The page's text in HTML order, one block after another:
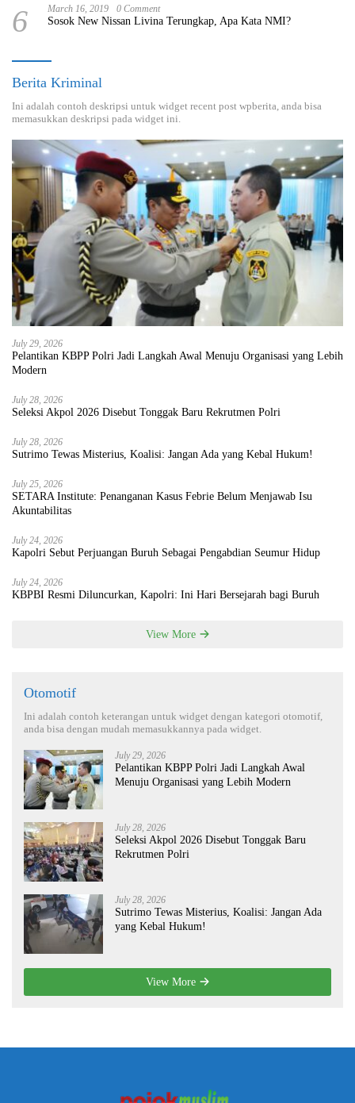
6 March 16, 2019 0 Comment
Sosok New Nissan Livina Terungkap, Apa Kata NMI?
Berita Kriminal
Ini adalah contoh deskripsi untuk widget recent post wpberita, anda bisa
memasukkan deskripsi pada widget ini.
July 29, 2026
Pelantikan KBPP Polri Jadi Langkah Awal Menuju Organisasi yang Lebih
Modern
July 28, 2026
Seleksi Akpol 2026 Disebut Tonggak Baru Rekrutmen Polri
July 28, 2026
Sutrimo Tewas Misterius, Koalisi: Jangan Ada yang Kebal Hukum!
July 25, 2026
SETARA Institute: Penanganan Kasus Febrie Belum Menjawab Isu
Akuntabilitas
July 24, 2026
Kapolri Sebut Perjuangan Buruh Sebagai Pengabdian Seumur Hidup
July 24, 2026
KBPBI Resmi Diluncurkan, Kapolri: Ini Hari Bersejarah bagi Buruh
View More
Otomotif
Ini adalah contoh keterangan untuk widget dengan kategori otomotif,
anda bisa dengan mudah memasukkannya pada widget.
July 29, 2026
Pelantikan KBPP Polri Jadi Langkah Awal
Menuju Organisasi yang Lebih Modern
July 28, 2026
Seleksi Akpol 2026 Disebut Tonggak Baru
Rekrutmen Polri
July 28, 2026
Sutrimo Tewas Misterius, Koalisi: Jangan Ada
yang Kebal Hukum!
View More